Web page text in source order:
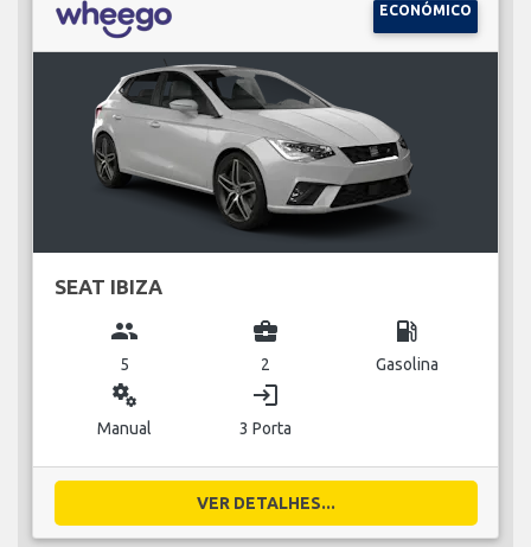
ECONÓMICO
SEAT IBIZA
group
5
business_center
2
local_gas_station
Gasolina
miscellaneous_services
Manual
login
3 Porta
VER DETALHES...